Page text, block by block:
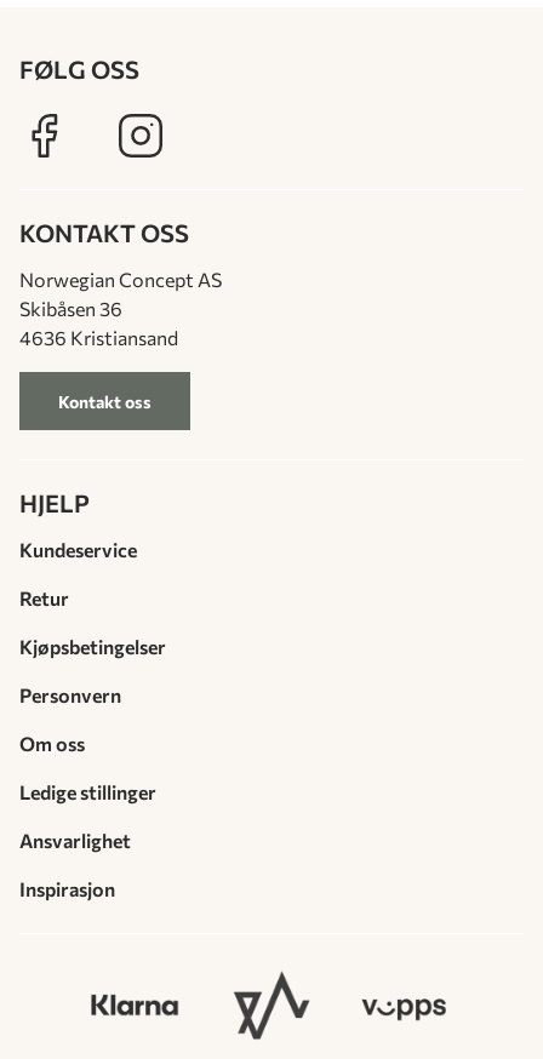
FØLG OSS
KONTAKT OSS
Norwegian Concept AS
Skibåsen 36
4636 Kristiansand
Kontakt oss
HJELP
Kundeservice
Retur
Kjøpsbetingelser
Personvern
Om oss
Ledige stillinger
Ansvarlighet
Inspirasjon